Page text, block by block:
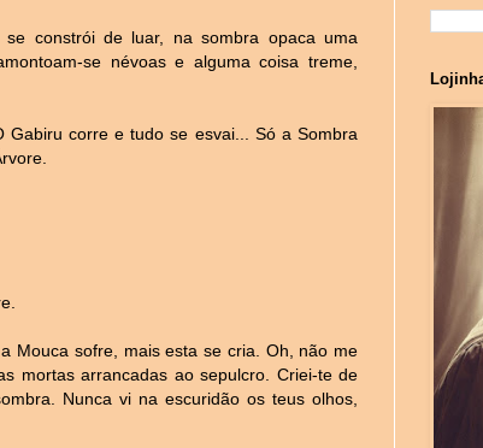
constrói de luar, na sombra opaca uma
se névoas e alguma coisa treme,
corre e tudo se esvai... Só a Sombra
Mouca sofre, mais esta se cria. Oh, não me
mortas arrancadas ao sepulcro. Criei-te de
Nunca vi na escuridão os teus olhos,